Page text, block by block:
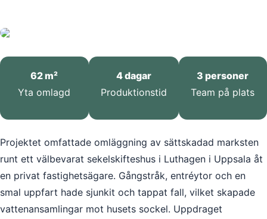
62 m²
Yta omlagd
4 dagar
Produktionstid
3 personer
Team på plats
Projektet omfattade omläggning av sättskadad marksten
runt ett välbevarat sekelskifteshus i Luthagen i Uppsala åt
en privat fastighetsägare. Gångstråk, entréytor och en
smal uppfart hade sjunkit och tappat fall, vilket skapade
vattenansamlingar mot husets sockel. Uppdraget